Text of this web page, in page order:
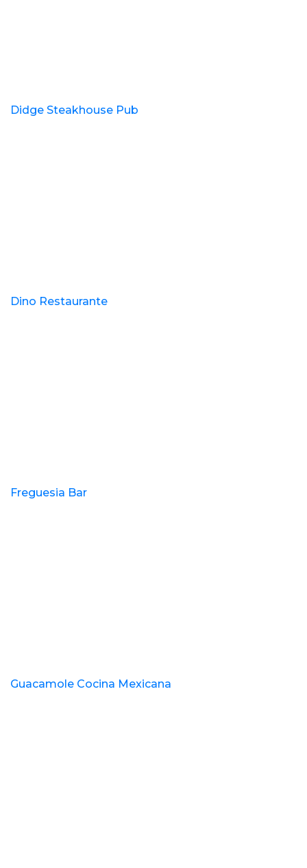
Didge Steakhouse Pub
Dino Restaurante
Freguesia Bar
Guacamole Cocina Mexicana